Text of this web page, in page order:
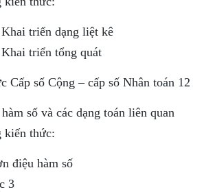
triển dạng liệt kê
triển tổng quát
Cấp số Cộng – cấp số Nhân toán 12
số và các dạng toán liên quan
kiến thức:
điệu hàm số
3